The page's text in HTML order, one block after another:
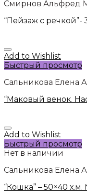
Смирнов Альфред
“Пейзаж с речкой”-
Add to Wishlist
Быстрый просмотр
Сальникова Елена
“Маковый венок.
Add to Wishlist
Быстрый просмотр
Нет в наличии
Сальникова Елена
“Кошка” – 50×40